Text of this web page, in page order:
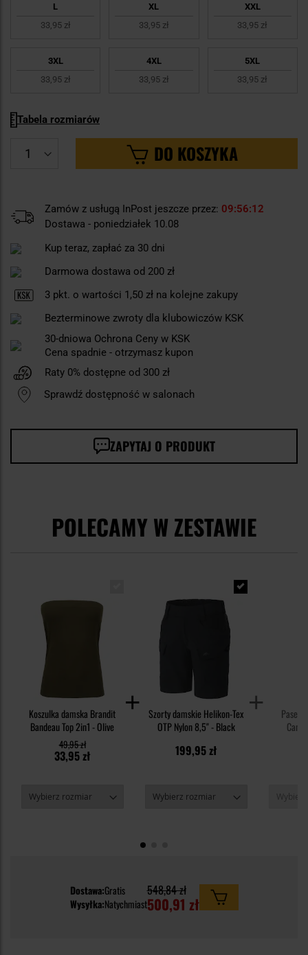
L
33,95 zł
XL
33,95 zł
XXL
33,95 zł
3XL
33,95 zł
4XL
33,95 zł
5XL
33,95 zł
Tabela rozmiarów
DO KOSZYKA
Zamów z usługą InPost jeszcze przez: 09 56 12
Dostawa - poniedziałek 10.08
Kup teraz, zapłać za 30 dni
Darmowa dostawa od 200 zł
3 pkt. o wartości 1,50 zł na kolejne zakupy
Bezterminowe zwroty dla klubowiczów KSK
30-dniowa Ochrona Ceny w KSK
Cena spadnie - otrzymasz kupon
Raty 0% dostępne od 300 zł
Sprawdź dostępność w salonach
ZAPYTAJ O PRODUKT
POLECAMY W ZESTAWIE
Koszulka damska Brandit
Bandeau Top 2in1 - Olive
33,95 zł
49,95 zł
Szorty damskie Helikon-Tex
OTP Nylon 8,5" - Black
199,95 zł
Pasek
Dostawa:Gratis
Wysyłka:Natychmiast
548,84 zł
500,91 zł